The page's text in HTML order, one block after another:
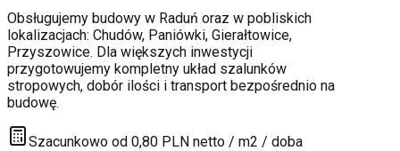
Obsługujemy budowy w Raduń oraz w pobliskich
lokalizacjach: Chudów, Paniówki, Gierałtowice,
Przyszowice. Dla większych inwestycji
przygotowujemy kompletny układ szalunków
stropowych, dobór ilości i transport bezpośrednio na
budowę.
Szacunkowo od 0,80 PLN netto / m2 / doba